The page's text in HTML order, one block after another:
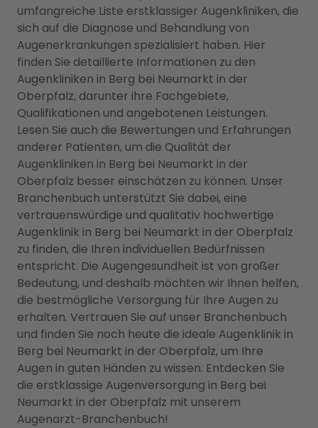
umfangreiche Liste erstklassiger Augenkliniken, die
sich auf die Diagnose und Behandlung von
Augenerkrankungen spezialisiert haben. Hier
finden Sie detaillierte Informationen zu den
Augenkliniken in Berg bei Neumarkt in der
Oberpfalz, darunter ihre Fachgebiete,
Qualifikationen und angebotenen Leistungen.
Lesen Sie auch die Bewertungen und Erfahrungen
anderer Patienten, um die Qualität der
Augenkliniken in Berg bei Neumarkt in der
Oberpfalz besser einschätzen zu können. Unser
Branchenbuch unterstützt Sie dabei, eine
vertrauenswürdige und qualitativ hochwertige
Augenklinik in Berg bei Neumarkt in der Oberpfalz
zu finden, die Ihren individuellen Bedürfnissen
entspricht. Die Augengesundheit ist von großer
Bedeutung, und deshalb möchten wir Ihnen helfen,
die bestmögliche Versorgung für Ihre Augen zu
erhalten. Vertrauen Sie auf unser Branchenbuch
und finden Sie noch heute die ideale Augenklinik in
Berg bei Neumarkt in der Oberpfalz, um Ihre
Augen in guten Händen zu wissen. Entdecken Sie
die erstklassige Augenversorgung in Berg bei
Neumarkt in der Oberpfalz mit unserem
Augenarzt-Branchenbuch!